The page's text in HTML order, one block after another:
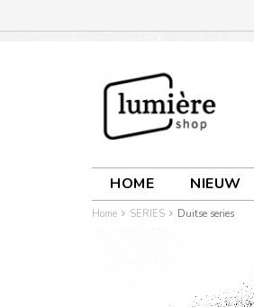
HOME NIEUW
Home SERIES Duitse series